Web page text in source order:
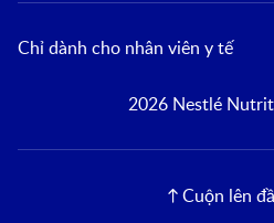
Chỉ dành cho nhân viên y tế
2026 Nestlé
Cuộn lên